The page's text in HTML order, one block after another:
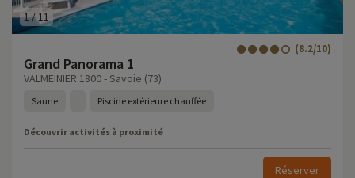
1/11
Grand Panorama 1
(8.2/10)
VALMEINIER 1800 - Savoie (73)
Saune Piscine extérieure chauffée
Découvrir activités à proximité
Réserver